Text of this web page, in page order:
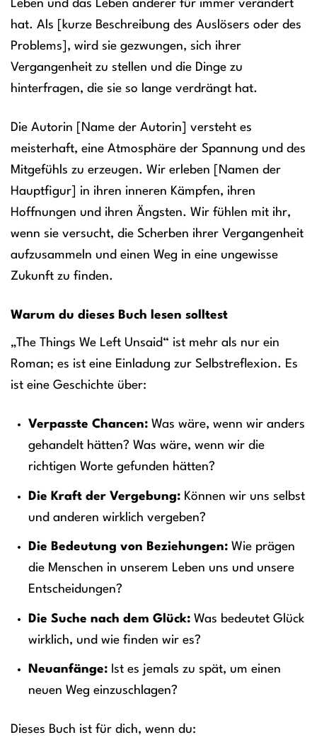
Leben und das Leben anderer für immer verändert
hat. Als [kurze Beschreibung des Auslösers oder des
Problems], wird sie gezwungen, sich ihrer
Vergangenheit zu stellen und die Dinge zu
hinterfragen, die sie so lange verdrängt hat.
Die Autorin [Name der Autorin] versteht es
meisterhaft, eine Atmosphäre der Spannung und des
Mitgefühls zu erzeugen. Wir erleben [Namen der
Hauptfigur] in ihren inneren Kämpfen, ihren
Hoffnungen und ihren Ängsten. Wir fühlen mit ihr,
wenn sie versucht, die Scherben ihrer Vergangenheit
aufzusammeln und einen Weg in eine ungewisse
Zukunft zu finden.
Warum du dieses Buch lesen solltest
„The Things We Left Unsaid“ ist mehr als nur ein
Roman; es ist eine Einladung zur Selbstreflexion. Es
ist eine Geschichte über:
Verpasste Chancen:Was wäre, wenn wir anders
gehandelt hätten? Was wäre, wenn wir die
richtigen Worte gefunden hätten?
Die Kraft der Vergebung:Können wir uns selbst
und anderen wirklich vergeben?
Die Bedeutung von Beziehungen:Wie prägen
die Menschen in unserem Leben uns und unsere
Entscheidungen?
Die Suche nach dem Glück:Was bedeutet Glück
wirklich, und wie finden wir es?
Neuanfänge:Ist es jemals zu spät, um einen
neuen Weg einzuschlagen?
Dieses Buch ist für dich, wenn du: